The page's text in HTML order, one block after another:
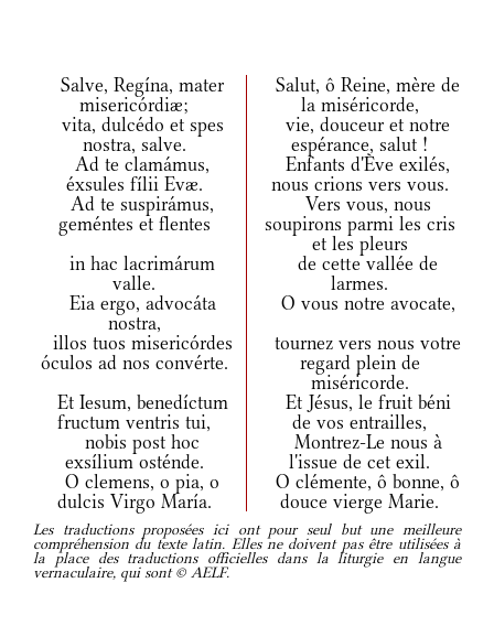
Salve, Regína, mater
misericórdiæ;
Salut, ô Reine, mère de
la miséricorde,
vita, dulcédo et spes
nostra, salve.
vie, douceur et notre
espérance, salut !
Ad te clamámus,
éxsules fílii Evæ.
Enfants d'Ève exilés,
nous crions vers vous.
Ad te suspirámus,
geméntes et flentes
Vers vous, nous
soupirons parmi les cris
et les pleurs
in hac lacrimárum
valle.
de cette vallée de
larmes.
Eia ergo, advocáta
nostra,
O vous notre avocate,
illos tuos misericórdes
óculos ad nos convérte.
tournez vers nous votre
regard plein de
miséricorde.
Et Iesum, benedíctum
fructum ventris tui,
Et Jésus, le fruit béni
de vos entrailles,
nobis post hoc
exsílium osténde.
Montrez-Le nous à
l'issue de cet exil.
O clemens, o pia, o
dulcis Virgo María.
O clémente, ô bonne, ô
douce vierge Marie.
Les traductions proposées ici ont pour seul but une meilleure
compréhension du texte latin. Elles ne doivent pas être utilisées à
la place des traductions officielles dans la liturgie en langue
vernaculaire, qui sont © AELF.